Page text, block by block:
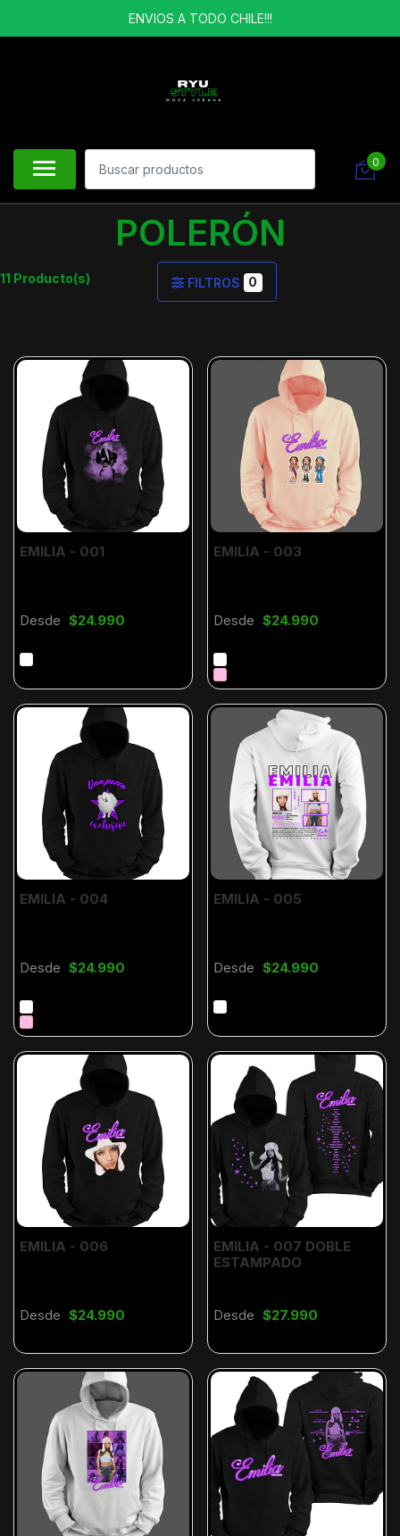
ENVIOS A TODO CHILE!!!
0
POLERÓN
11 Producto(s) FILTROS 0
EMILIA - 001
Desde $24.990
EMILIA - 003
Desde $24.990
EMILIA - 004
Desde $24.990
EMILIA - 005
Desde $24.990
EMILIA - 006
Desde $24.990
EMILIA - 007 DOBLE
ESTAMPADO
Desde $27.990